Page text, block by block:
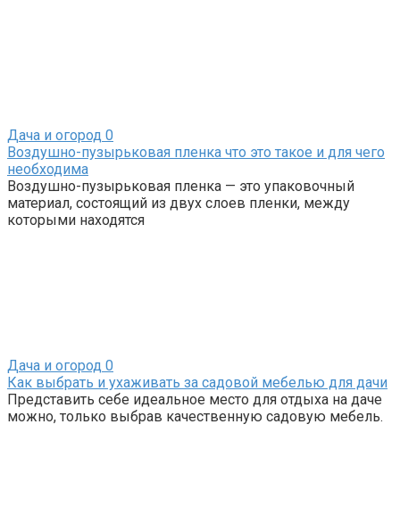
Дача и огород 0
Воздушно-пузырьковая пленка что это такое и для чего
необходима
Воздушно-пузырьковая пленка — это упаковочный
материал, состоящий из двух слоев пленки, между
которыми находятся
Дача и огород 0
Как выбрать и ухаживать за садовой мебелью для дачи
Представить себе идеальное место для отдыха на даче
можно, только выбрав качественную садовую мебель.